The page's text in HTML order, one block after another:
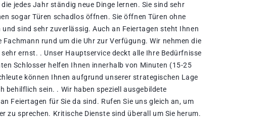
jedes Jahr ständig neue Dinge lernen. Sie sind sehr
sogar Türen schadlos öffnen. Sie öffnen Türen ohne
sind sehr zuverlässig. Auch an Feiertagen steht Ihnen
Fachmann rund um die Uhr zur Verfügung. Wir nehmen die
ernst. . Unser Hauptservice deckt alle Ihre Bedürfnisse
Schlosser helfen Ihnen innerhalb von Minuten (15-25
können Ihnen aufgrund unserer strategischen Lage
behilflich sein. . Wir haben speziell ausgebildete
Feiertagen für Sie da sind. Rufen Sie uns gleich an, um
zu sprechen. Kritische Dienste sind überall um Sie herum.